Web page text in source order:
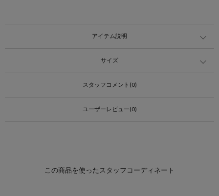
アイテム説明
サイズ
スタッフコメント(0)
ユーザーレビュー(0)